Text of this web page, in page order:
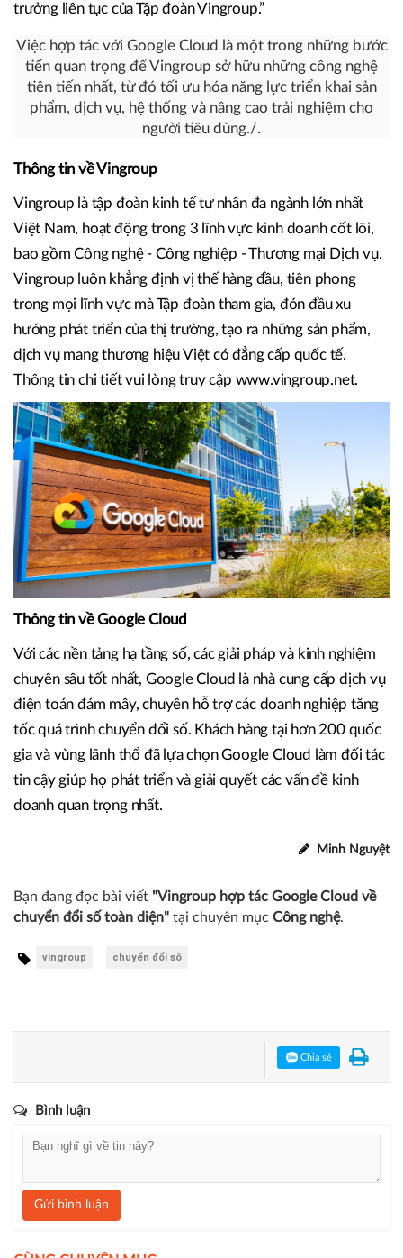
trưởng liên tục của Tập đoàn Vingroup.”
Việc hợp tác với Google Cloud là một trong những bước
tiến quan trọng để Vingroup sở hữu những công nghệ
tiên tiến nhất, từ đó tối ưu hóa năng lực triển khai sản
phẩm, dịch vụ, hệ thống và nâng cao trải nghiệm cho
người tiêu dùng./.
Thông tin về Vingroup
Vingroup là tập đoàn kinh tế tư nhân đa ngành lớn nhất
Việt Nam, hoạt động trong 3 lĩnh vực kinh doanh cốt lõi,
bao gồm Công nghệ - Công nghiệp - Thương mại Dịch vụ.
Vingroup luôn khẳng định vị thế hàng đầu, tiên phong
trong mọi lĩnh vực mà Tập đoàn tham gia, đón đầu xu
hướng phát triển của thị trường, tạo ra những sản phẩm,
dịch vụ mang thương hiệu Việt có đẳng cấp quốc tế.
Thông tin chi tiết vui lòng truy cập www.vingroup.net.
Thông tin về Google Cloud
Với các nền tảng hạ tầng số, các giải pháp và kinh nghiệm
chuyên sâu tốt nhất, Google Cloud là nhà cung cấp dịch vụ
điện toán đám mây, chuyên hỗ trợ các doanh nghiệp tăng
tốc quá trình chuyển đổi số. Khách hàng tại hơn 200 quốc
gia và vùng lãnh thổ đã lựa chọn Google Cloud làm đối tác
tin cậy giúp họ phát triển và giải quyết các vấn đề kinh
doanh quan trọng nhất.
Minh Nguyệt
Bạn đang đọc bài viết "Vingroup hợp tác Google Cloud về
chuyển đổi số toàn diện" tại chuyên mục Công nghệ.
vingroup chuyển đổi số
Chia sẻ
Bình luận
Gửi bình luận